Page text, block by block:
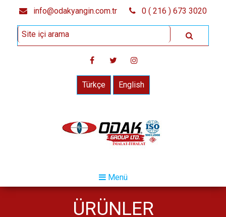
info@odakyangin.com.tr 0 ( 216 ) 673 3020
Türkçe English
Menü
ÜRÜNLER